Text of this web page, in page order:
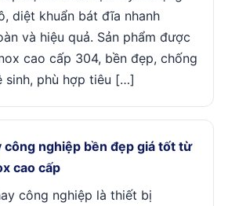
diệt khuẩn bát đĩa nhanh
và hiệu quả. Sản phẩm được
cao cấp 304, bền đẹp, chống
sinh, phù hợp tiêu […]
công nghiệp bền đẹp giá tốt từ
cao cấp
công nghiệp là thiết bị